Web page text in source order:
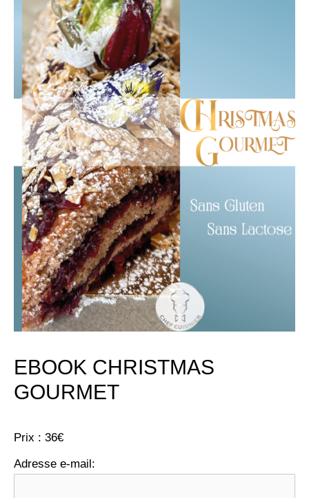
EBOOK CHRISTMAS
GOURMET
Prix : 36€
Adresse e-mail: